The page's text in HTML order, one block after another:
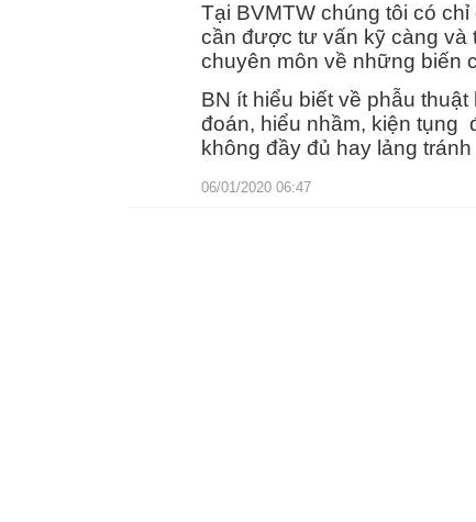
Tại BVMTW chúng tôi có
cần được tư vấn kỹ càng và
chuyên môn về những biến
BN ít hiểu biết về phẫu
đoán, hiểu nhầm, kiện tụng
không đầy đủ hay lảng
06/01/2020 06:47